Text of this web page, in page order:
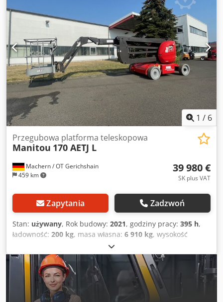
1 / 6
Machern / OT Gerichshain
459 km
Przegubowa platforma teleskopowa
Manitou 170 AETJ L
39 980 €
SK plus VAT
Zapytania Zadzwoń
Stan: używany, Rok budowy: 2021, godziny pracy: 395 h,
ładowność: 200 kg, masa własna: 6 910 kg, wysokość
, całkowita długość:
napędu:Elektro, zasięg ramienia:9 430 mm, szerokość
konstrukcji:1 750 mm , wysokość robocza:16 900 mm
Przegubowa platforma teleskopowa Stan: gotowy do użycia
i w pełni funkcjonalny Stan techniczny: bardzo dobry Typ
opon przednich: bez oznakowania Opony przednie Stan: